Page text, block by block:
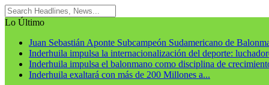
Lo Último
Juan Sebastián Aponte Subcampeón Sudamericano de
Inderhuila impulsa la internacionalización del deporte:
Inderhuila impulsa el balonmano como disciplina de
Inderhuila exaltará con más de 200 Millones a...